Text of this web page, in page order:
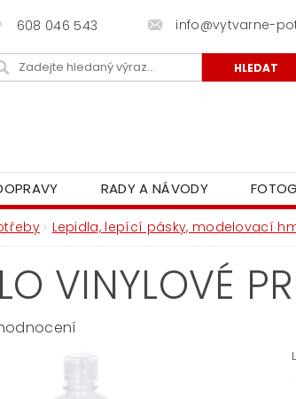
608 046 543 info@vytvarne-
RADY A NÁVODY
Lepidla, lepící pásky, modelovací
VINYLOVÉ